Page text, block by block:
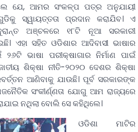
ଯେ, ଆମର ସଂକଳ୍ପ ପତ୍ର ଅନୁଯାୟୀ
ସ୍ୱାୟତ୍ତତା ପ୍ରଦାନ କରାଯିବ। ଏ
ଅଞ୍ଚଳରେ ୧୮ଟି ନୂଆ ସରକାରୀ
ଏହା ସହିତ ଓଡିଶାର ଆଦିବାସୀ ଭାଷାର
ଭାଷା ପରୀକ୍ଷାଗାର ନିର୍ମାଣ ପାଇଁ
ଶିକ୍ଷା ନୀତି-୨୦୨୦ ଦେଶର ଶିକ୍ଷା
ଆଣିବାକୁ ଯାଉଛି। ପୂର୍ବ ସରକାରଙ୍କ
ସଂକୀର୍ଣ୍ଣତା ଯୋଗୁ ଆମ ରାଜ୍ୟରେ
ନଥିଲା ବୋଲି ସେ କହିଥିଲେ।
ଓଡିଶା ମାଟିର